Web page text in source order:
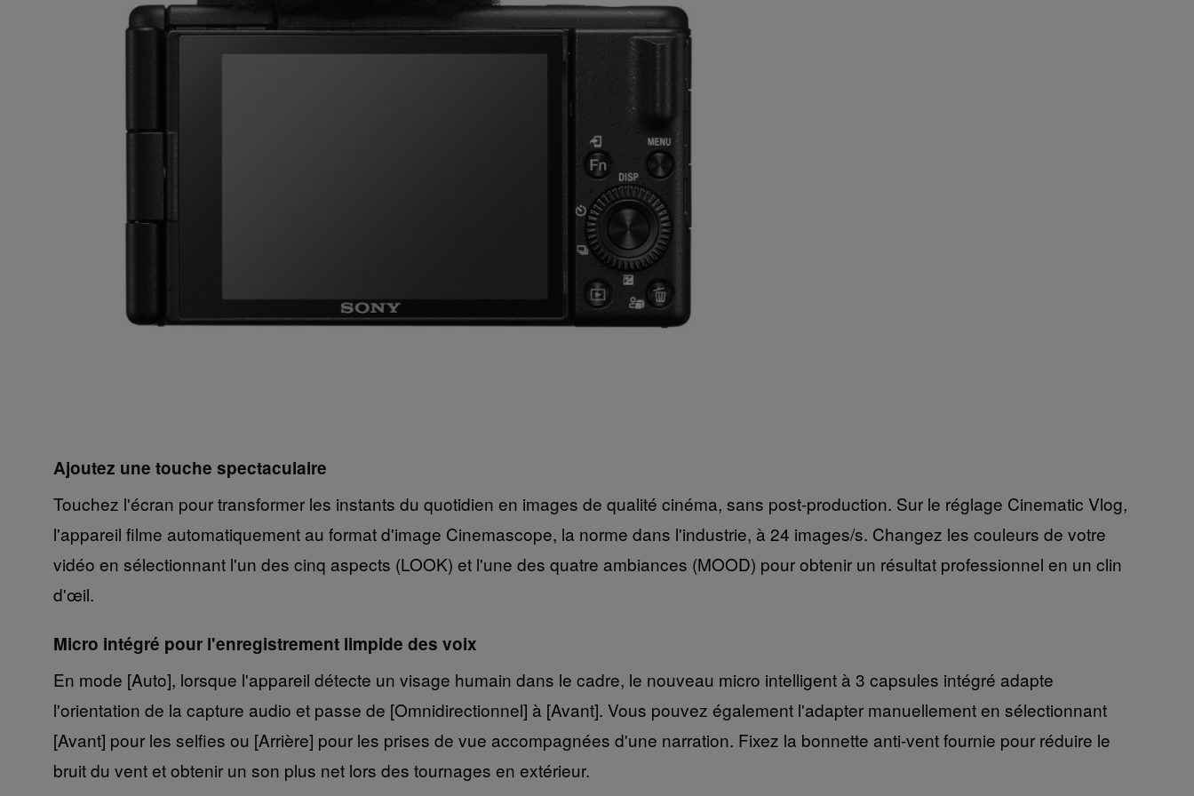
Ajoutez une touche spectaculaire
Touchez l'écran pour transformer les instants du quotidien en images de qualité cinéma, sans post-production. Sur le réglage Cinematic Vlog,
l'appareil filme automatiquement au format d'image Cinemascope, la norme dans l'industrie, à 24 images/s. Changez les couleurs de votre
vidéo en sélectionnant l'un des cinq aspects (LOOK) et l'une des quatre ambiances (MOOD) pour obtenir un résultat professionnel en un clin
d'œil.
Micro intégré pour l'enregistrement limpide des voix
En mode [Auto], lorsque l'appareil détecte un visage humain dans le cadre, le nouveau micro intelligent à 3 capsules intégré adapte
l'orientation de la capture audio et passe de [Omnidirectionnel] à [Avant]. Vous pouvez également l'adapter manuellement en sélectionnant
[Avant] pour les selfies ou [Arrière] pour les prises de vue accompagnées d'une narration. Fixez la bonnette anti-vent fournie pour réduire le
bruit du vent et obtenir un son plus net lors des tournages en extérieur.